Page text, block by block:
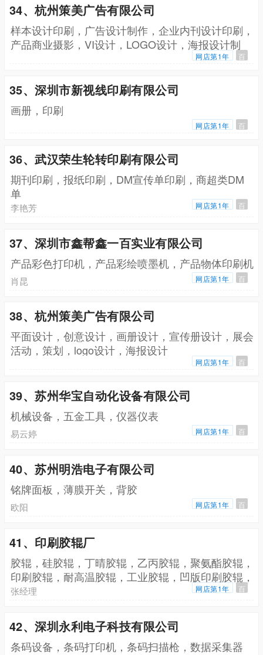
34、杭州策美广告有限公司
样本设计印刷，广告设计制作，企业内刊设计印刷，
产品商业摄影，VI设计，LOGO设计，海报设计制
网店第1年 百
35、深圳市新视线印刷有限公司
画册，印刷
网店第1年 百
36、武汉荣生轮转印刷有限公司
期刊印刷，报纸印刷，DM宣传单印刷，商超类DM
单
李艳芳 网店第1年 百
37、深圳市鑫帮鑫一百实业有限公司
产品彩色打印机，产品彩绘喷墨机，产品物体印刷机
肖昆 网店第1年 百
38、杭州策美广告有限公司
平面设计，创意设计，画册设计，宣传册设计，展会
活动，策划，logo设计，海报设计
网店第1年 百
39、苏州华宝自动化设备有限公司
机械设备，五金工具，仪器仪表
易云婷 网店第1年 百
40、苏州明浩电子有限公司
铭牌面板，薄膜开关，背胶
欧阳 网店第1年 百
41、印刷胶辊厂
胶辊，硅胶辊，丁晴胶辊，乙丙胶辊，聚氨酯胶辊，
印刷胶辊，耐高温胶辊，工业胶辊，凹版印刷胶辊，
耐磨胶辊，耐油胶辊
张经理 网店第1年 百
42、深圳永利电子科技有限公司
条码设备，条码打印机，条码扫描枪，数据采集器